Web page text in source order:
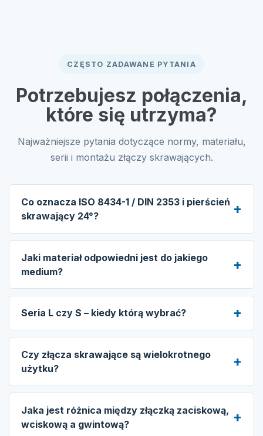
CZĘSTO ZADAWANE PYTANIA
Potrzebujesz połączenia,
które się utrzyma?
Najważniejsze pytania dotyczące normy, materiału,
serii i montażu złączy skrawających.
Co oznacza ISO 8434-1 / DIN 2353 i pierścień
skrawający 24°?
Jaki materiał odpowiedni jest do jakiego
medium?
Seria L czy S – kiedy którą wybrać?
Czy złącza skrawające są wielokrotnego
użytku?
Jaka jest różnica między złączką zaciskową,
wciskową a gwintową?